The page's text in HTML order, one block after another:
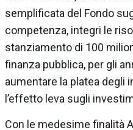
semplificata del Fondo
competenza, integri le
stanziamento di 100
finanza pubblica, per gli
aumentare la platea degli
l’effetto leva sugli
Con le medesime finalità